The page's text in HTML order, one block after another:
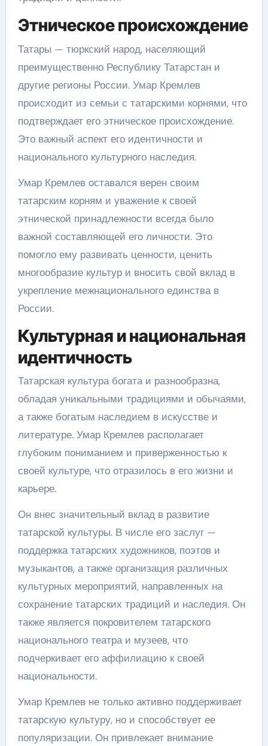
Этническое происхождение
Татары — тюркский народ, населяющий
преимущественно Республику Татарстан и
другие регионы России. Умар Кремлев
происходит из семьи с татарскими корнями, что
подтверждает его этническое происхождение.
Это важный аспект его идентичности и
национального культурного наследия.
Умар Кремлев оставался верен своим
татарским корням и уважение к своей
этнической принадлежности всегда было
важной составляющей его личности. Это
помогло ему развивать ценности, ценить
многообразие культур и вносить свой вклад в
укрепление межнационального единства в
России.
Культурная и национальная
идентичность
Татарская культура богата и разнообразна,
обладая уникальными традициями и обычаями,
а также богатым наследием в искусстве и
литературе. Умар Кремлев располагает
глубоким пониманием и приверженностью к
своей культуре, что отразилось в его жизни и
карьере.
Он внес значительный вклад в развитие
татарской культуры. В числе его заслуг —
поддержка татарских художников, поэтов и
музыкантов, а также организация различных
культурных мероприятий, направленных на
сохранение татарских традиций и наследия. Он
также является покровителем татарского
национального театра и музеев, что
подчеркивает его аффилиацию к своей
национальности.
Умар Кремлев не только активно поддерживает
татарскую культуру, но и способствует ее
популяризации. Он привлекает внимание